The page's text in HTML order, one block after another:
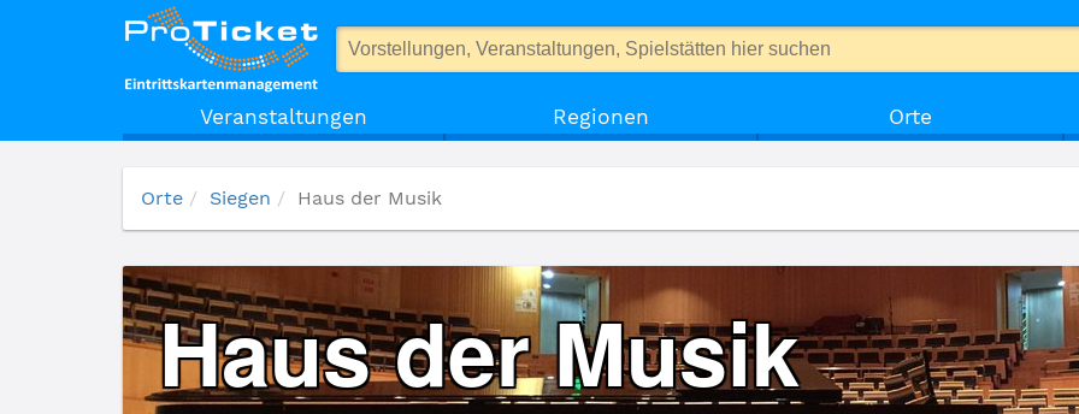
Veranstaltungen Regionen Orte
Orte Siegen Haus der Musik
Haus der Musik